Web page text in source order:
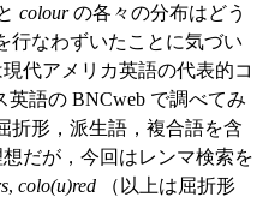
colourの各々の分布はどう
行なわずいたことに気づい
代アメリカ英語の代表的コ
英語の BNCweb で調べてみ
折形，派生語，複合語を含
だが，今回はレンマ検索を
, colo(u)red （以上は屈折形